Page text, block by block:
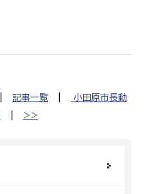
記事一覧
小田原市長動
>>